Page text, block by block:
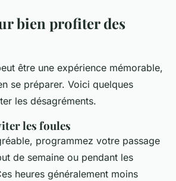
bien profiter des
être une expérience mémorable,
se préparer. Voici quelques
les désagréments.
les foules
programmez votre passage
de semaine ou pendant les
heures généralement moins